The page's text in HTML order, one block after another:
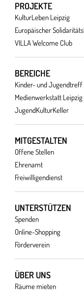
PROJEKTE
KulturLeben Leipzig
Europäischer
VILLA Welcome Club
BEREICHE
Kinder- und Jugendtreff
Medienwerkstatt Leipzig
JugendKulturKeller
MITGESTALTEN
Offene Stellen
Ehrenamt
Freiwilligendienst
UNTERSTÜTZEN
Spenden
Online-Shopping
Förderverein
ÜBER UNS
Räume mieten